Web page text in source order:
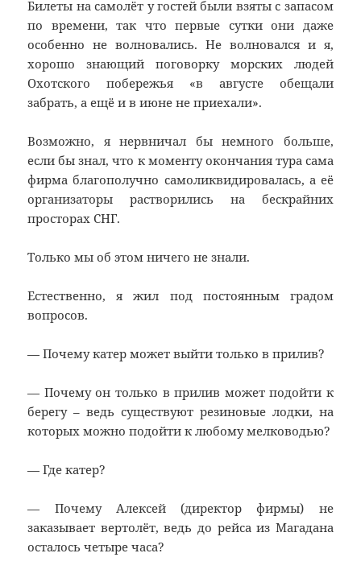
Билеты на самолёт у гостей были взяты с запасом
по времени, так что первые сутки они даже
особенно не волновались. Не волновался и я,
хорошо знающий поговорку морских людей
Охотского побережья «в августе обещали
забрать, а ещё и в июне не приехали».
Возможно, я нервничал бы немного больше,
если бы знал, что к моменту окончания тура сама
фирма благополучно самоликвидировалась, а её
организаторы растворились на бескрайних
просторах СНГ.
Только мы об этом ничего не знали.
Естественно, я жил под постоянным градом
вопросов.
— Почему катер может выйти только в прилив?
— Почему он только в прилив может подойти к
берегу – ведь существуют резиновые лодки, на
которых можно подойти к любому мелководью?
— Где катер?
— Почему Алексей (директор фирмы) не
заказывает вертолёт, ведь до рейса из Магадана
осталось четыре часа?